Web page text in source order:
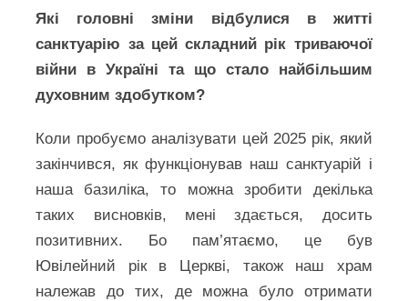
Які головні зміни відбулися в житті
санктуарію за цей складний рік триваючої
війни в Україні та що стало найбільшим
духовним здобутком?
Коли пробуємо аналізувати цей 2025 рік, який
закінчився, як функціонував наш санктуарій і
наша базиліка, то можна зробити декілька
таких висновків, мені здається, досить
позитивних. Бо пам’ятаємо, це був
Ювілейний рік в Церкві, також наш храм
належав до тих, де можна було отримати